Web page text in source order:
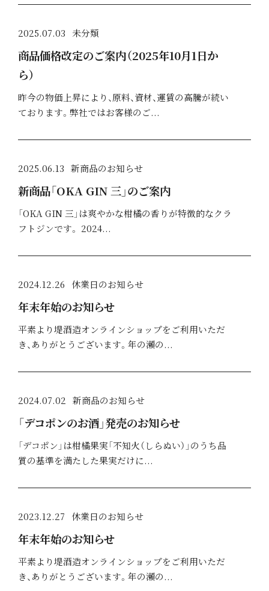
2025.07.03 未分類
商品価格改定のご案内（2025年10月1日か
ら）
昨今の物価上昇により、原料、資材、運賃の高騰が続い
ております。弊社ではお客様のご...
2025.06.13 新商品のお知らせ
新商品「OKA GIN 三」のご案内
「OKA GIN 三」は爽やかな柑橘の香りが特徴的なクラ
フトジンです。 2024...
2024.12.26 休業日のお知らせ
年末年始のお知らせ
平素より堤酒造オンラインショップをご利用いただ
き、ありがとうございます。年の瀬の...
2024.07.02 新商品のお知らせ
「デコポンのお酒」発売のお知らせ
「デコポン」は柑橘果実「不知火（しらぬい）」のうち品
質の基準を満たした果実だけに...
2023.12.27 休業日のお知らせ
年末年始のお知らせ
平素より堤酒造オンラインショップをご利用いただ
き、ありがとうございます。年の瀬の...